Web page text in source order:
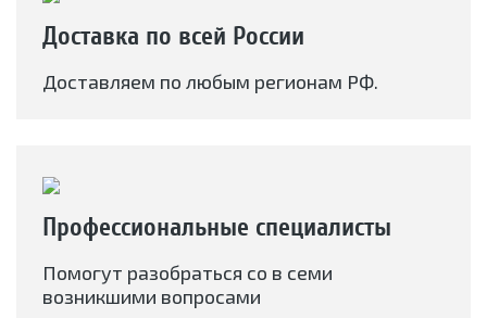
Доставка по всей России
Доставляем по любым регионам РФ.
Профессиональные специалисты
Помогут разобраться со в семи
возникшими вопросами